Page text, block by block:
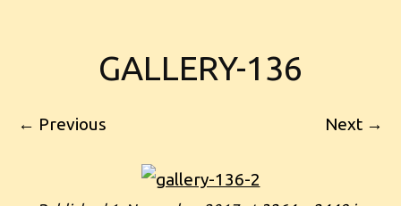
GALLERY-136
← Previous Next →